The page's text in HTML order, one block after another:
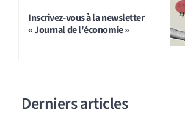
Inscrivez-vous à la newsletter
« Journal de l'économie »
Derniers articles